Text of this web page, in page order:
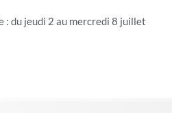
: du jeudi 2 au mercredi 8 juillet